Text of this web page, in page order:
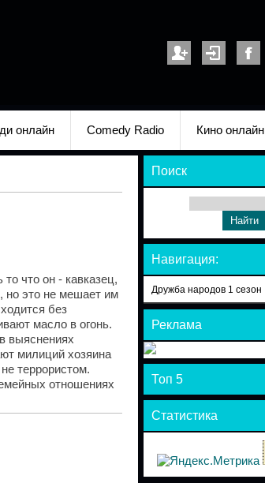
онлайн Comedy Radio Кино онлайн
что он - кавказец,
но это не мешает им
без
масло в огонь.
выяснениях
милиций хозяина
террористом.
отношениях
Поиск
Навигация:
Дружба народов 1 сезон
Реклама
Топ 5
Статистика